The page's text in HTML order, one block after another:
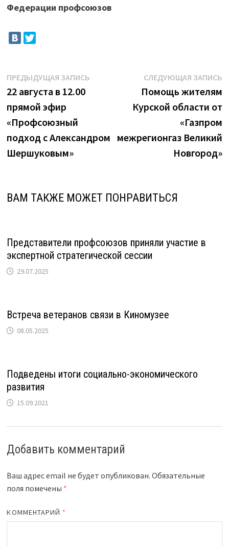
Федерации профсоюзов
Навигация
по
записям
ПРЕДЫДУЩАЯ ЗАПИСЬ
22 августа в 12.00
прямой эфир
«Профсоюзный
подход с Александром
Шершуковым»
СЛЕДУЮЩАЯ ЗАПИСЬ
Помощь жителям
Курской области от
«Газпром
межрегионгаз Великий
Новгород»
ВАМ ТАКЖЕ МОЖЕТ ПОНРАВИТЬСЯ
Представители профсоюзов приняли участие в
экспертной стратегической сессии
29.07.2025
Встреча ветеранов связи в Киномузее
08.05.2025
Подведены итоги социально-экономического
развития
15.09.2021
Добавить комментарий
Ваш адрес email не будет опубликован. Обязательные
поля помечены *
КОММЕНТАРИЙ *